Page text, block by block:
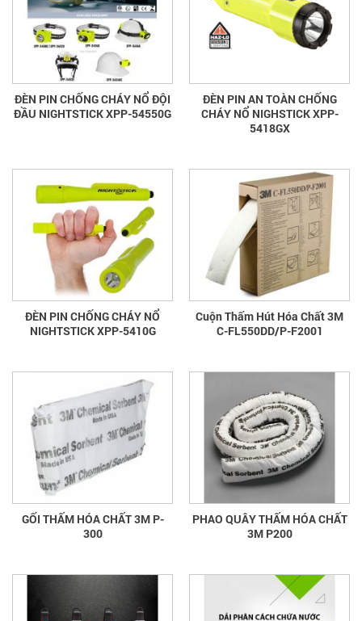
ĐÈN PIN CHỐNG CHÁY NỔ ĐỘI
ĐẦU NIGHTSTICK XPP-54550G
ĐÈN PIN AN TOÀN CHỐNG
CHÁY NỔ NIGHSTICK XPP-
5418GX
ĐÈN PIN CHỐNG CHÁY NỔ
NIGHTSTICK XPP-5410G
Cuộn Thấm Hút Hóa Chất 3M
C-FL550DD/P-F2001
GỐI THẤM HÓA CHẤT 3M P-
300
PHAO QUÂY THẤM HÓA CHẤT
3M P200